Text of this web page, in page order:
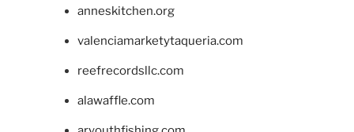
anneskitchen.org
valenciamarketytaqueria.com
reefrecordsllc.com
alawaffle.com